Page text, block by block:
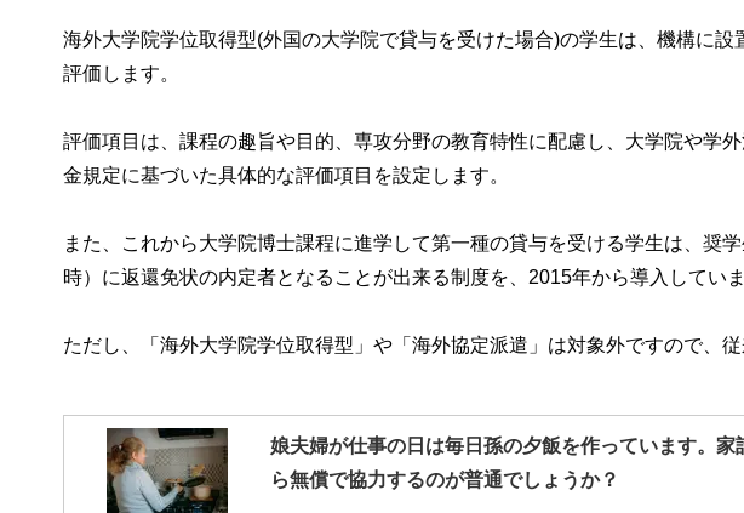
海外大学院学位取得型(外国の大学院で貸与を受けた場合)の学生は、機構に
評価します。
評価項目は、課程の趣旨や目的、専攻分野の教育特性に配慮し、大学院や学
金規定に基づいた具体的な評価項目を設定します。
また、これから大学院博士課程に進学して第一種の貸与を受ける学生は、奨
時）に返還免状の内定者となることが出来る制度を、2015年から導入していま
ただし、「海外大学院学位取得型」や「海外協定派遣」は対象外ですので、
娘夫婦が仕事の日は毎日孫の夕飯を作っています。
ら無償で協力するのが普通でしょうか？